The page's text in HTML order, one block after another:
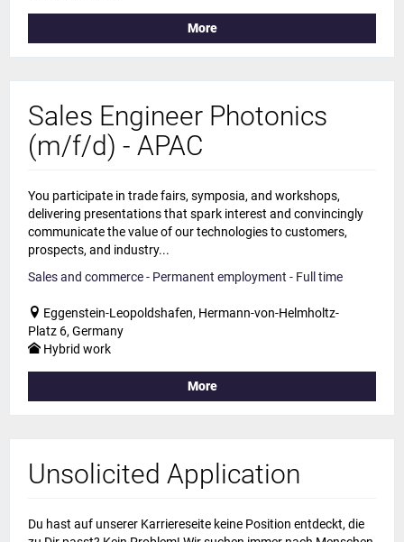
More
Sales Engineer Photonics
(m/f/d) - APAC
You participate in trade fairs, symposia, and workshops,
delivering presentations that spark interest and convincingly
communicate the value of our technologies to customers,
prospects, and industry...
Sales and commerce - Permanent employment - Full time
Eggenstein-Leopoldshafen, Hermann-von-Helmholtz-
Platz 6, Germany
Hybrid work
More
Unsolicited Application
Du hast auf unserer Karriereseite keine Position entdeckt, die